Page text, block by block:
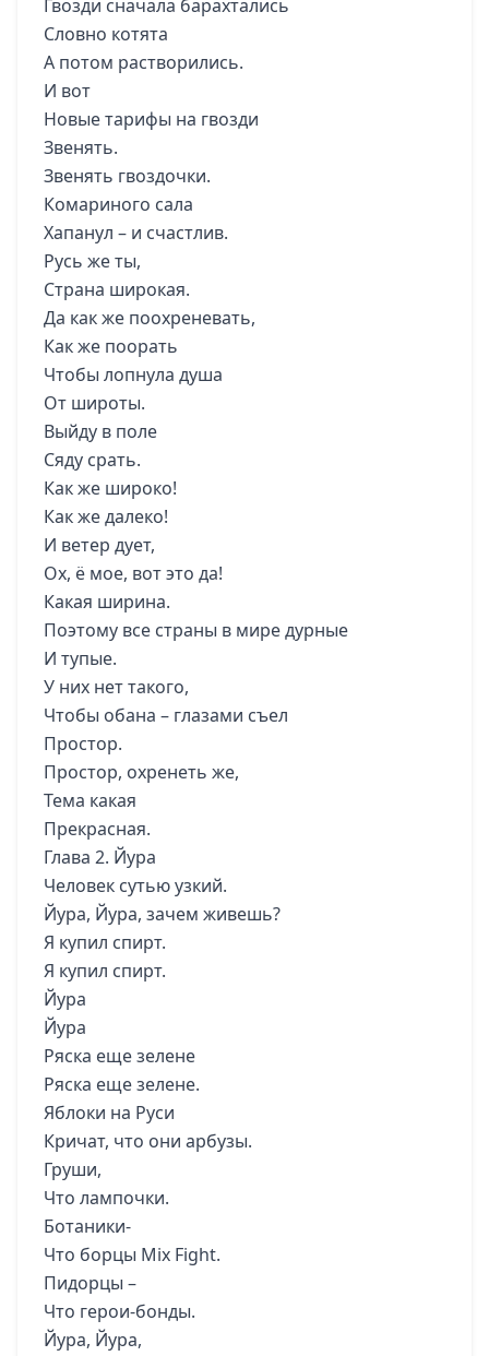
Гвозди сначала барахтались
Словно котята
А потом растворились.
И вот
Новые тарифы на гвозди
Звенять.
Звенять гвоздочки.
Комариного сала
Хапанул – и счастлив.
Русь же ты,
Страна широкая.
Да как же поохреневать,
Как же поорать
Чтобы лопнула душа
От широты.
Выйду в поле
Сяду срать.
Как же широко!
Как же далеко!
И ветер дует,
Ох, ё мое, вот это да!
Какая ширина.
Поэтому все страны в мире дурные
И тупые.
У них нет такого,
Чтобы обана – глазами съел
Простор.
Простор, охренеть же,
Тема какая
Прекрасная.
Глава 2. Йура
Человек сутью узкий.
Йура, Йура, зачем живешь?
Я купил спирт.
Я купил спирт.
Йура
Йура
Ряска еще зелене
Ряска еще зелене.
Яблоки на Руси
Кричат, что они арбузы.
Груши,
Что лампочки.
Ботаники-
Что борцы Mix Fight.
Пидорцы –
Что герои-бонды.
Йура, Йура,